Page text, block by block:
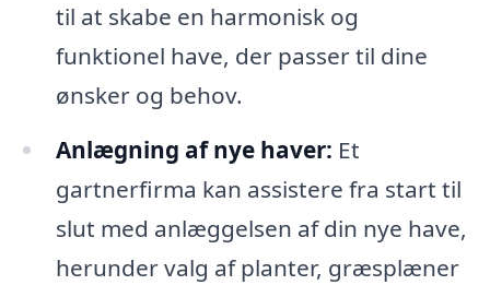
til at skabe en harmonisk og
funktionel have, der passer til dine
ønsker og behov.
Anlægning af nye haver: Et
gartnerfirma kan assistere fra start til
slut med anlæggelsen af din nye have,
herunder valg af planter, græsplæner